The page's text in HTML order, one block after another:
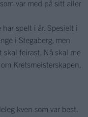
var med på sitt aller
spelt i år. Spesielt i
i Stegaberg, men
skal feirast. Nå skal me
Kretsmeisterskapen,
kven som var best.